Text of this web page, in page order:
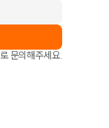
로 문의해주세요.